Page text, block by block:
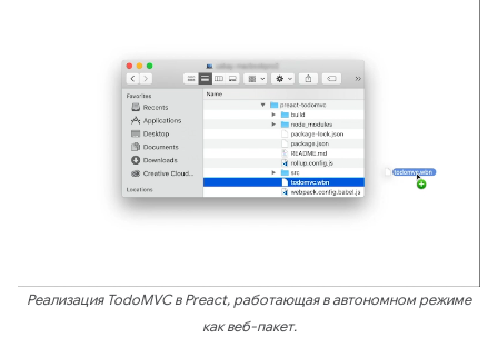
Реализация TodoMVC в Preact, работающая в автономном режиме
как веб-пакет.